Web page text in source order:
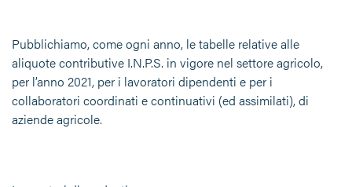
Pubblichiamo, come ogni anno, le tabelle relative alle
aliquote contributive I.N.P.S. in vigore nel settore agricolo,
per l’anno 2021, per i lavoratori dipendenti e per i
collaboratori coordinati e continuativi (ed assimilati), di
aziende agricole.